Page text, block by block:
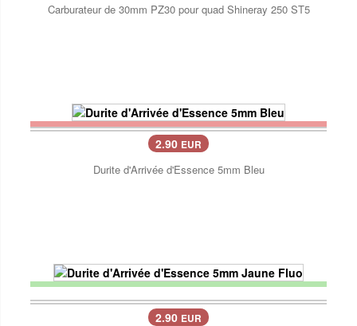
Carburateur de 30mm PZ30 pour quad Shineray 250 ST5
2.90 EUR
Durite d'Arrivée d'Essence 5mm Bleu
2.90 EUR